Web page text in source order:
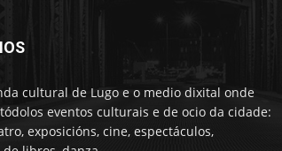
cultural de Lugo e o medio dixital onde
eventos culturais e de ocio da cidade:
exposicións, cine, espectáculos,